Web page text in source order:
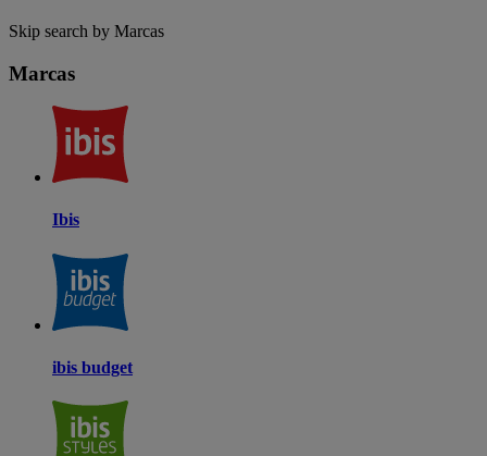
Skip search by Marcas
Marcas
Ibis
ibis budget